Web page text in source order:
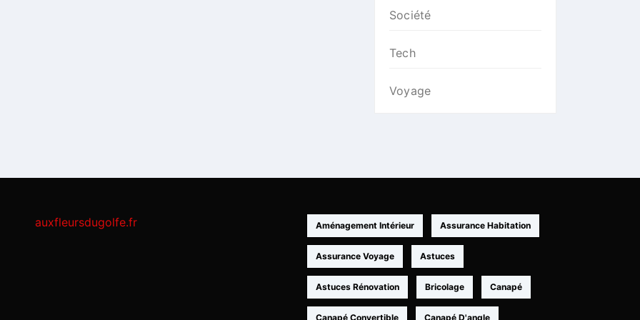
Société
Tech
Voyage
auxfleursdugolfe.fr Aménagement Intérieur Assurance Habitation
Assurance Voyage Astuces
Astuces Rénovation Bricolage Canapé
Canapé Convertible Canapé D'angle